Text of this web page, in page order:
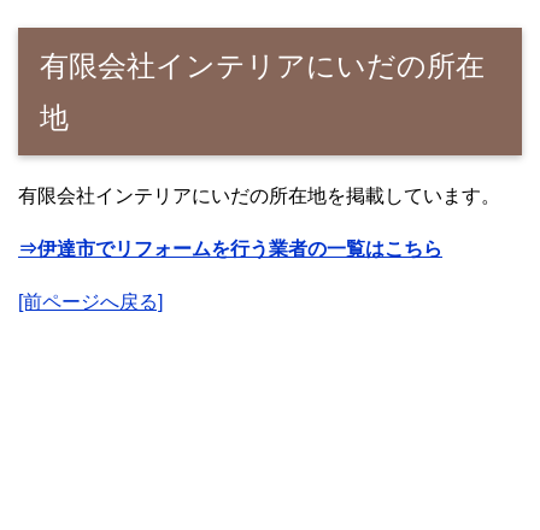
有限会社インテリアにいだの所在
地
有限会社インテリアにいだの所在地を掲載しています。
⇒伊達市でリフォームを行う業者の一覧はこちら
[前ページへ戻る]